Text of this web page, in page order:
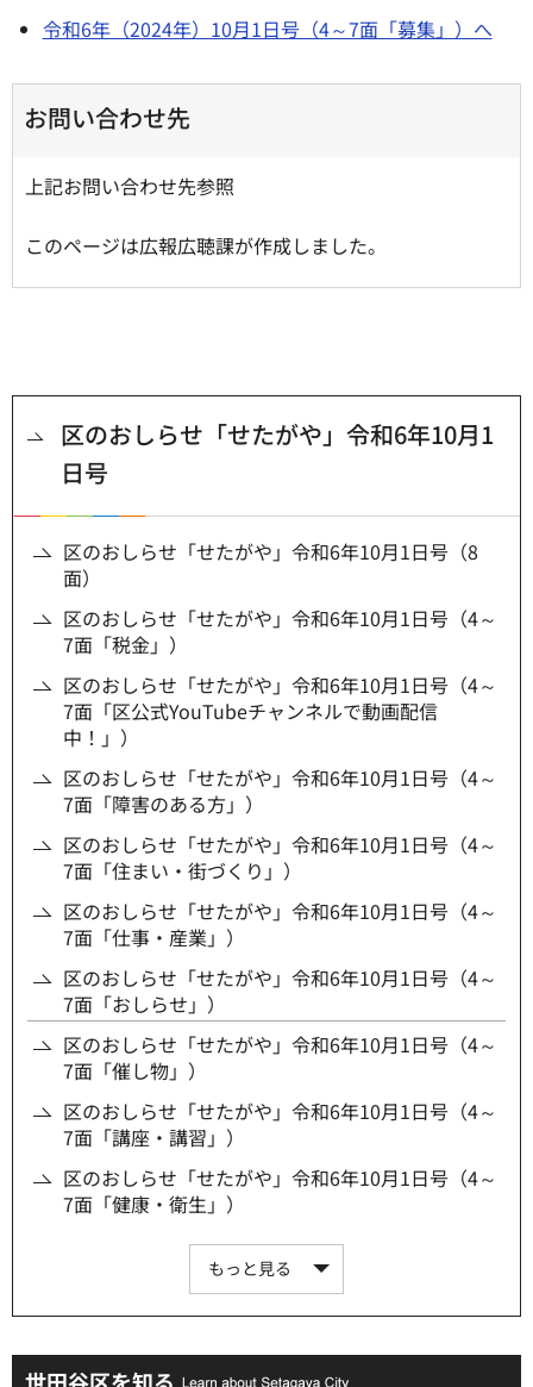
令和6年（2024年）10月1日号（4～7面「募集」）へ
お問い合わせ先
上記お問い合わせ先参照
このページは広報広聴課が作成しました。
区のおしらせ「せたがや」令和6年10月1
日号
区のおしらせ「せたがや」令和6年10月1日号（8
面）
区のおしらせ「せたがや」令和6年10月1日号（4～
7面「税金」）
区のおしらせ「せたがや」令和6年10月1日号（4～
7面「区公式YouTubeチャンネルで動画配信
中！」）
区のおしらせ「せたがや」令和6年10月1日号（4～
7面「障害のある方」）
区のおしらせ「せたがや」令和6年10月1日号（4～
7面「住まい・街づくり」）
区のおしらせ「せたがや」令和6年10月1日号（4～
7面「仕事・産業」）
区のおしらせ「せたがや」令和6年10月1日号（4～
7面「おしらせ」）
区のおしらせ「せたがや」令和6年10月1日号（4～
7面「催し物」）
区のおしらせ「せたがや」令和6年10月1日号（4～
7面「講座・講習」）
区のおしらせ「せたがや」令和6年10月1日号（4～
7面「健康・衛生」）
もっと見る